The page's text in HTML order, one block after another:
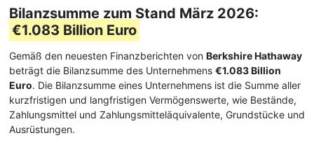
Bilanzsumme zum Stand März 2026:
€1.083 Billion Euro
Gemäß den neuesten Finanzberichten von Berkshire Hathaway
beträgt die Bilanzsumme des Unternehmens €1.083 Billion
Euro. Die Bilanzsumme eines Unternehmens ist die Summe aller
kurzfristigen und langfristigen Vermögenswerte, wie Bestände,
Zahlungsmittel und Zahlungsmitteläquivalente, Grundstücke und
Ausrüstungen.